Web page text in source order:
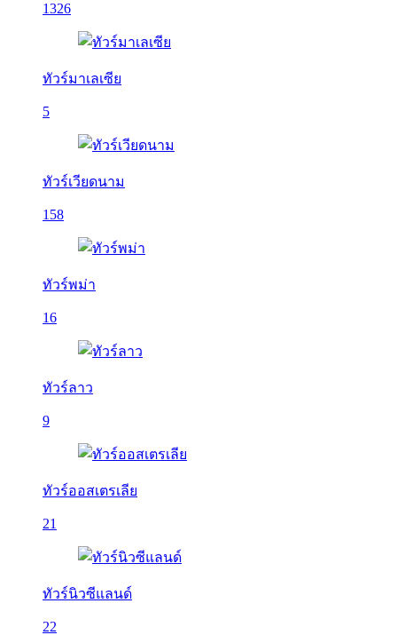
1326
ทัวร์มาเลเซีย
5
ทัวร์เวียดนาม
158
ทัวร์พม่า
16
ทัวร์ลาว
9
ทัวร์ออสเตรเลีย
21
ทัวร์นิวซีแลนด์
22